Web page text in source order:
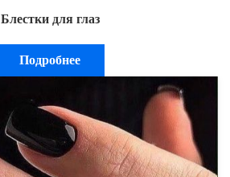
Блестки для глаз
Подробнее